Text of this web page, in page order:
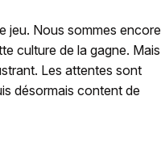
jeu. Nous sommes encore
culture de la gagne. Mais
Les attentes sont
désormais content de